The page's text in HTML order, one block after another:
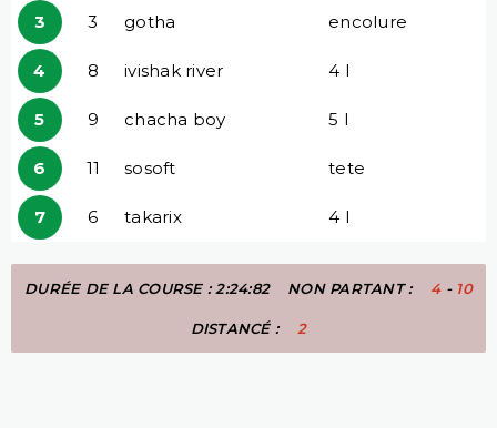
3 3 gotha encolure
4 8 ivishak river 4 l
5 9 chacha boy 5 l
6 11 sosoft tete
7 6 takarix 4 l
DURÉE DE LA COURSE : 2:24:82 NON PARTANT : 4- 10
DISTANCÉ : 2